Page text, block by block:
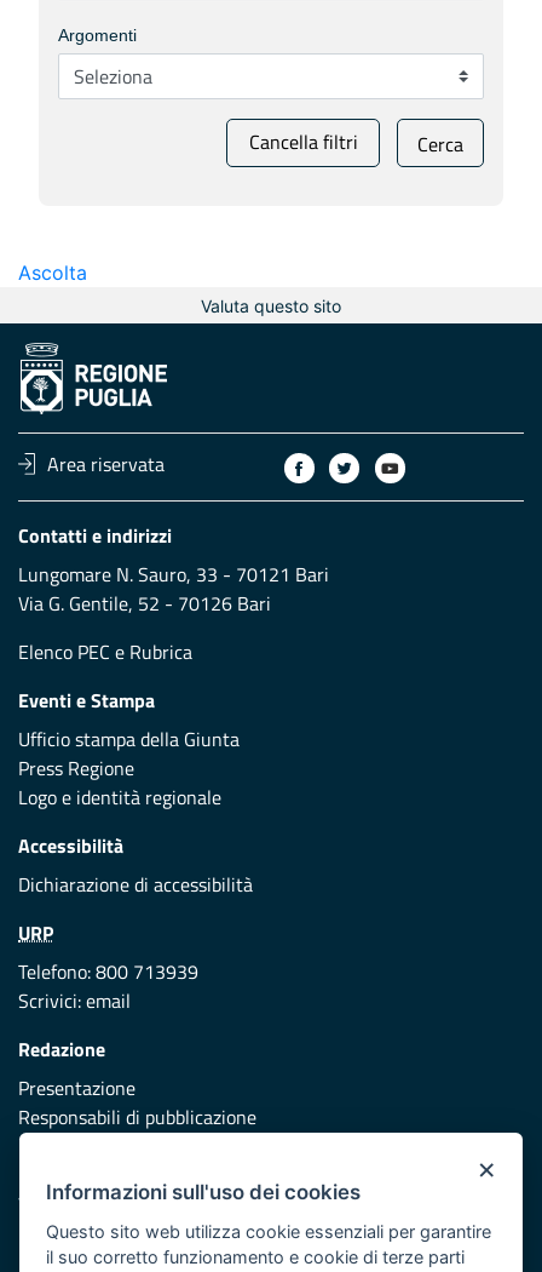
Argomenti
Cancella filtri Cerca
Ascolta
Valuta questo sito
Area riservata
Contatti e indirizzi
Lungomare N. Sauro, 33 - 70121 Bari
Via G. Gentile, 52 - 70126 Bari
Elenco PEC e Rubrica
Eventi e Stampa
Ufficio stampa della Giunta
Press Regione
Logo e identità regionale
Accessibilità
Dichiarazione di accessibilità
URP
Telefono: 800 713939
Scrivici:email
Redazione
Presentazione
Responsabili di pubblicazione
Vai al sito di Protezione Civile Puglia
Iniziativa finanziata con risorse del POR Puglia 2014/2020 -
×
Informazioni sull'uso dei cookies
Questo sito web utilizza cookie essenziali per garantire
il suo corretto funzionamento e cookie di terze parti